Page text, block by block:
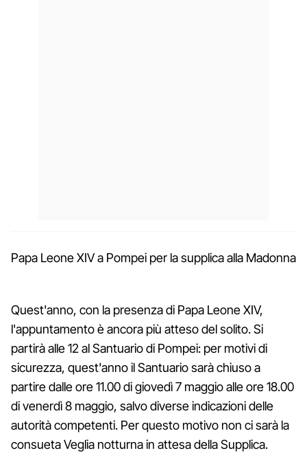
Papa Leone XIV a Pompei per la supplica alla Madonna
Quest'anno, con la presenza di Papa Leone XIV,
l'appuntamento è ancora più atteso del solito. Si
partirà alle 12 al Santuario di Pompei: per motivi di
sicurezza, quest'anno il Santuario sarà chiuso a
partire dalle ore 11.00 di giovedì 7 maggio alle ore 18.00
di venerdì 8 maggio, salvo diverse indicazioni delle
autorità competenti. Per questo motivo non ci sarà la
consueta Veglia notturna in attesa della Supplica.